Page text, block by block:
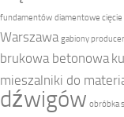
fundamentów diamentowe
Warszawa gabiony
brukowa betonowa
mieszalniki do
dźwigów obróbka